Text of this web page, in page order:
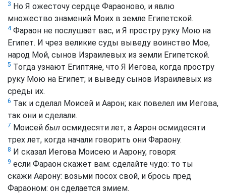
3 Но Я ожесточу сердце Фараоново, и явлю
множество знамений Моих в земле Египетской.
4Фараон не послушает вас, и Я простру руку Мою на
Египет. И чрез великие суды выведу воинство Мое,
народ Мой, сынов Израилевых из земли Египетской.
5 Тогда узнают Египтяне, что Я Иегова, когда простру
руку Мою на Египет; и выведу сынов Израилевых из
среды их.
6 Так и сделал Моисей и Аарон; как повелел им Иегова,
так они и сделали.
7 Моисей был осмидесяти лет, а Аарон осмидесяти
трех лет, когда начали говорить они Фараону.
8 И сказал Иегова Моисею и Аарону, говоря:
9 если Фараон скажет вам: сделайте чудо: то ты
скажи Аарону: возьми посох свой, и брось пред
Фараоном: он сделается змием.